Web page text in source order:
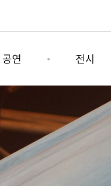
공연
기획공연
상설공연
전시
기획전시
상설전시